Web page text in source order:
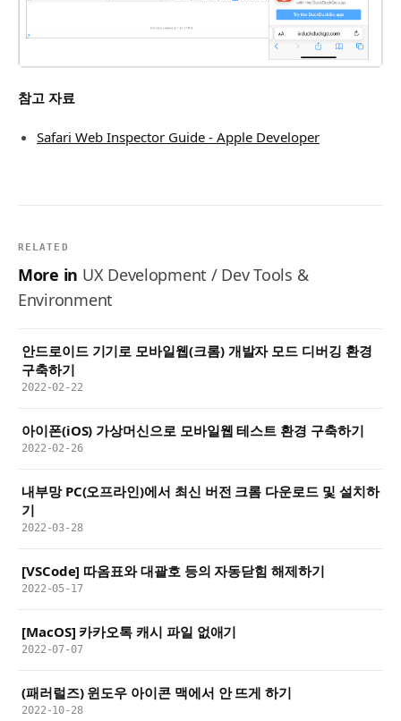
참고 자료
Safari Web Inspector Guide - Apple Developer
RELATED
More in UX Development / Dev Tools &
Environment
안드로이드 기기로 모바일웹(크롬) 개발자 모드 디버깅 환경
구축하기
2022-02-22
아이폰(iOS) 가상머신으로 모바일웹 테스트 환경 구축하기
2022-02-26
내부망 PC(오프라인)에서 최신 버전 크롬 다운로드 및 설치하
기
2022-03-28
[VSCode] 따옴표와 대괄호 등의 자동닫힘 해제하기
2022-05-17
[MacOS] 카카오톡 캐시 파일 없애기
2022-07-07
(패러럴즈) 윈도우 아이콘 맥에서 안 뜨게 하기
2022-10-28